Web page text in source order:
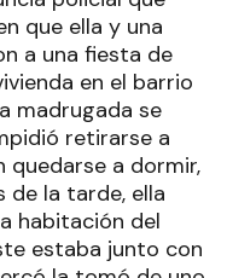
que ella y una
a una fiesta de
en el barrio
madrugada se
retirarse a
quedarse a dormir,
de la tarde, ella
habitación del
estaba junto con